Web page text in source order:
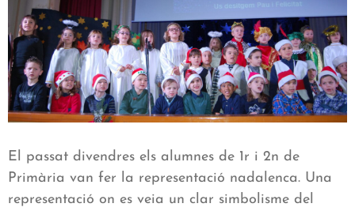
El passat divendres els alumnes de 1r i 2n de
Primària van fer la representació nadalenca. Una
representació on es veia un clar simbolisme del